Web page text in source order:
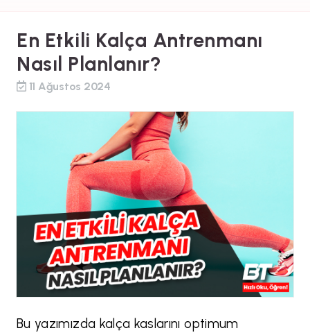
En Etkili Kalça Antrenmanı
Nasıl Planlanır?
11 Ağustos 2024
Bu yazımızda kalça kaslarını optimum